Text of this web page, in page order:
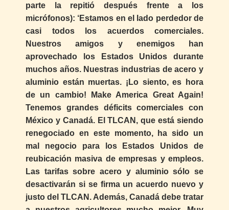
parte la repitió después frente a los
micrófonos): ‘Estamos en el lado perdedor de
casi todos los acuerdos comerciales.
Nuestros amigos y enemigos han
aprovechado los Estados Unidos durante
muchos años. Nuestras industrias de acero y
aluminio están muertas. ¡Lo siento, es hora
de un cambio! Make America Great Again!
Tenemos grandes déficits comerciales con
México y Canadá. El TLCAN, que está siendo
renegociado en este momento, ha sido un
mal negocio para los Estados Unidos de
reubicación masiva de empresas y empleos.
Las tarifas sobre acero y aluminio sólo se
desactivarán si se firma un acuerdo nuevo y
justo del TLCAN. Además, Canadá debe tratar